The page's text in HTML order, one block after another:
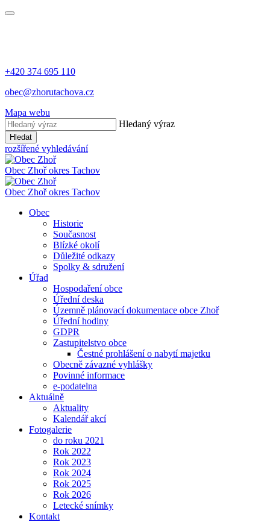
+420 374 695 110
obec@zhorutachova.cz
Mapa webu
Hledaný výraz
Hledat
rozšířené vyhledávání
Obec Zhoř okres Tachov
Obec Zhoř okres Tachov
Obec
Historie
Současnost
Blízké okolí
Důležité odkazy
Spolky & sdružení
Úřad
Hospodaření obce
Úřední deska
Územně plánovací dokumentace obce Zhoř
Úřední hodiny
GDPR
Zastupitelstvo obce
Čestné prohlášení o nabytí majetku
Obecně závazné vyhlášky
Povinné informace
e-podatelna
Aktuálně
Aktuality
Kalendář akcí
Fotogalerie
do roku 2021
Rok 2022
Rok 2023
Rok 2024
Rok 2025
Rok 2026
Letecké snímky
Kontakt